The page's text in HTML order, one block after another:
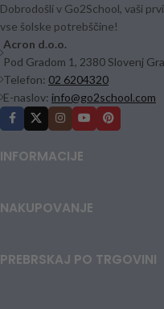
Dobrodošli v Go2School, vaši
vse šolske potrebščine!
Acron d.o.o.
Pod Gradom 1, 2380 Slovenj
Telefon: 02 6204320
E-naslov: info@go2school.com
INFORMACIJE
NAKUPOVANJE
PREBRSKAJ PO TRGOVINI